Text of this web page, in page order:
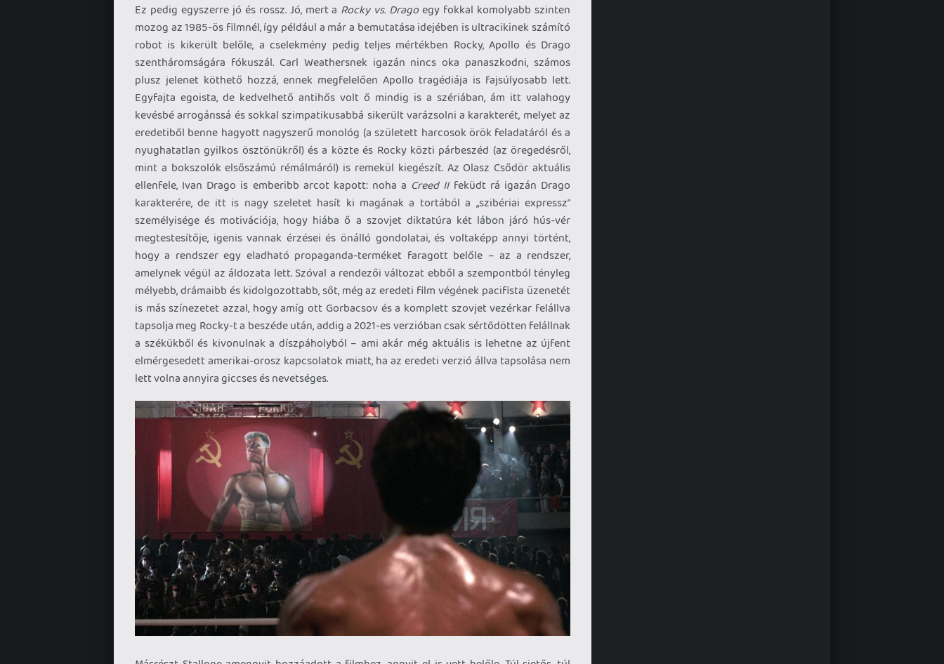
Ez pedig egyszerre jó és rossz. Jó, mert a Rocky vs. Drago egy fokkal komolyabb szinten
mozog az 1985-ös filmnél, így például a már a bemutatása idejében is ultracikinek számító
robot is kikerült belőle, a cselekmény pedig teljes mértékben Rocky, Apollo és Drago
szentháromságára fókuszál. Carl Weathersnek igazán nincs oka panaszkodni, számos
plusz jelenet köthető hozzá, ennek megfelelően Apollo tragédiája is fajsúlyosabb lett.
Egyfajta egoista, de kedvelhető antihős volt ő mindig is a szériában, ám itt valahogy
kevésbé arrogánssá és sokkal szimpatikusabbá sikerült varázsolni a karakterét, melyet az
eredetiből benne hagyott nagyszerű monológ (a született harcosok örök feladatáról és a
nyughatatlan gyilkos ösztönükről) és a közte és Rocky közti párbeszéd (az öregedésről,
mint a bokszolók elsőszámú rémálmáról) is remekül kiegészít. Az Olasz Csődör aktuális
ellenfele, Ivan Drago is emberibb arcot kapott: noha a Creed IIfeküdt rá igazán Drago
karakterére, de itt is nagy szeletet hasít ki magának a tortából a „szibériai expressz”
személyisége és motivációja, hogy hiába ő a szovjet diktatúra két lábon járó hús-vér
megtestesítője, igenis vannak érzései és önálló gondolatai, és voltaképp annyi történt,
hogy a rendszer egy eladható propaganda-terméket faragott belőle – az a rendszer,
amelynek végül az áldozata lett. Szóval a rendezői változat ebből a szempontból tényleg
mélyebb, drámaibb és kidolgozottabb, sőt, még az eredeti film végének pacifista üzenetét
is más színezetet azzal, hogy amíg ott Gorbacsov és a komplett szovjet vezérkar felállva
tapsolja meg Rocky-t a beszéde után, addig a 2021-es verzióban csak sértődötten felállnak
a székükből és kivonulnak a díszpáholyból – ami akár még aktuális is lehetne az újfent
elmérgesedett amerikai-orosz kapcsolatok miatt, ha az eredeti verzió állva tapsolása nem
lett volna annyira giccses és nevetséges.